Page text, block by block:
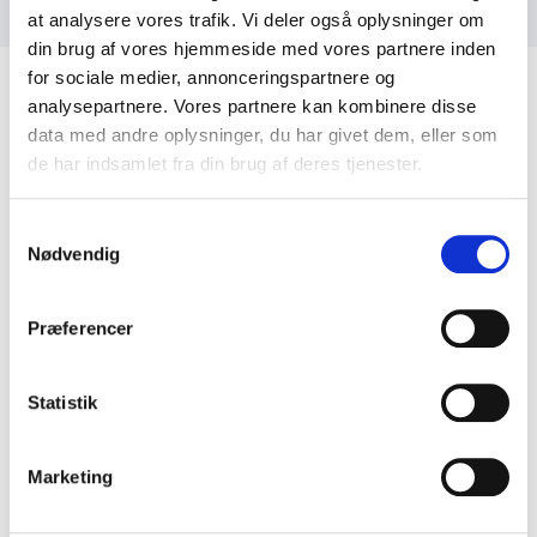
at analysere vores trafik. Vi deler også oplysninger om
din brug af vores hjemmeside med vores partnere inden
for sociale medier, annonceringspartnere og
analysepartnere. Vores partnere kan kombinere disse
data med andre oplysninger, du har givet dem, eller som
de har indsamlet fra din brug af deres tjenester.
Nødvendig
Præferencer
Statistik
Marketing
Kundeanmeldelser
Han var blændende, veloplagt og havde stor viden